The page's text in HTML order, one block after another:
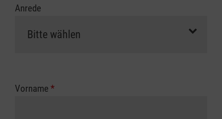
Anrede
Vorname *